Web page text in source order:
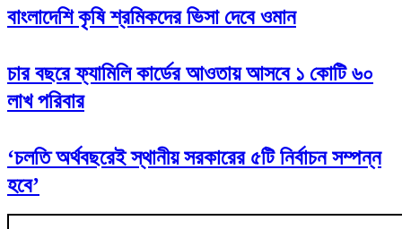
বাংলাদেশি কৃষি শ্রমিকদের ভিসা দেবে ওমান
চার বছরে ফ্যামিলি কার্ডের আওতায় আসবে ১ কোটি ৬০
লাখ পরিবার
‘চলতি অর্থবছরেই স্থানীয় সরকারের ৫টি নির্বাচন সম্পন্ন
হবে’